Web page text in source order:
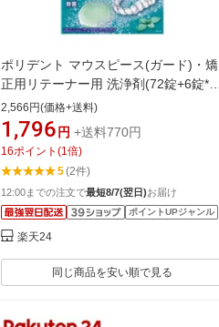
ポリデント マウスピース(ガード)・矯
正用リテーナー用 洗浄剤(72錠+6錠*2
箱セット)【ポリデント】
2,566円(価格+送料)
1,796 円 +送料770円
16ポイント (1倍)
5(2件)
12:00までの注文で最短8/7(翌日)お届け
ポイントUPジャンル
楽天24
同じ商品を安い順で見る